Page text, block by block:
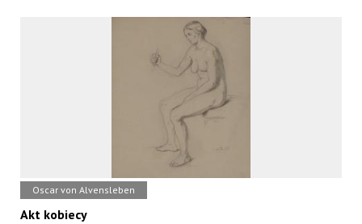
Oscar von Alvensleben
Akt kobiecy